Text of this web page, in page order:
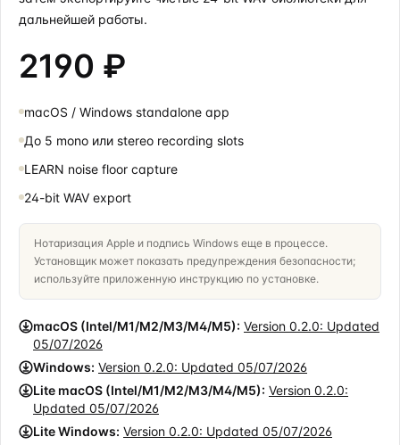
дальнейшей работы.
2190 ₽
macOS / Windows standalone app
До 5 mono или stereo recording slots
LEARN noise floor capture
24-bit WAV export
Нотаризация Apple и подпись Windows еще в процессе.
Установщик может показать предупреждения безопасности;
используйте приложенную инструкцию по установке.
macOS (Intel/M1/M2/M3/M4/M5): Version 0.2.0: Updated
05/07/2026
Windows: Version 0.2.0: Updated 05/07/2026
Lite macOS (Intel/M1/M2/M3/M4/M5): Version 0.2.0:
Updated 05/07/2026
Lite Windows: Version 0.2.0: Updated 05/07/2026